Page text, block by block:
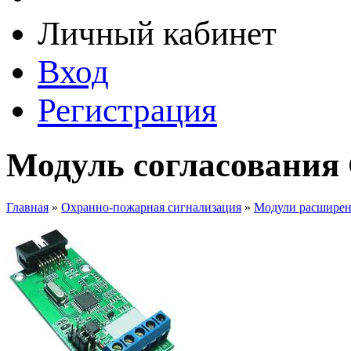
Личный кабинет
Вход
Регистрация
Модуль
Главная » Охранно-пожарная сигнализация » Модули